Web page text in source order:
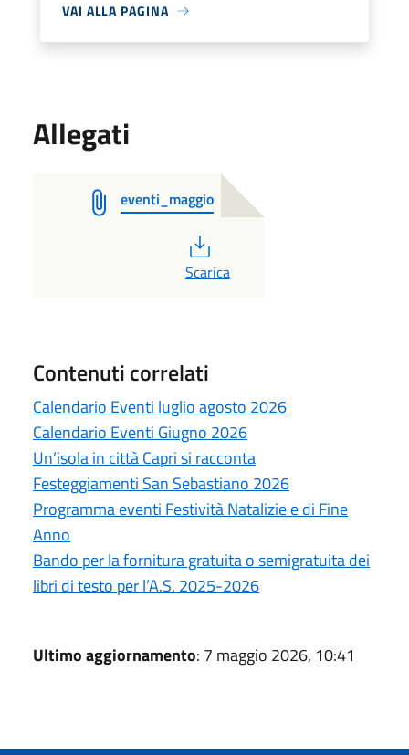
VAI ALLA PAGINA
Allegati
eventi_maggio
PDF
Scarica
Contenuti correlati
Calendario Eventi luglio agosto 2026
Calendario Eventi Giugno 2026
Un’isola in città Capri si racconta
Festeggiamenti San Sebastiano 2026
Programma eventi Festività Natalizie e di Fine
Anno
Bando per la fornitura gratuita o semigratuita dei
libri di testo per l’A.S. 2025-2026
Ultimo aggiornamento: 7 maggio 2026, 10:41